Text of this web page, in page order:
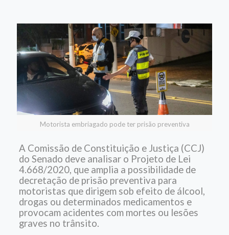
Motorista embriagado pode ter prisão preventiva
A Comissão de Constituição e Justiça (CCJ)
do Senado deve analisar o Projeto de Lei
4.668/2020, que amplia a possibilidade de
decretação de prisão preventiva para
motoristas que dirigem sob efeito de álcool,
drogas ou determinados medicamentos e
provocam acidentes com mortes ou lesões
graves no trânsito.